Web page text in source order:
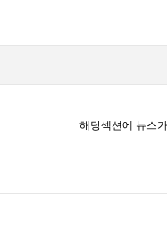
해당섹션에 뉴스